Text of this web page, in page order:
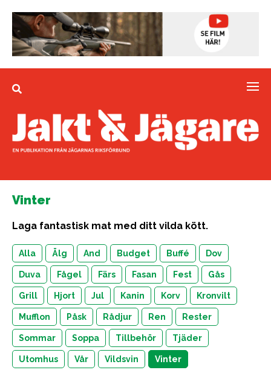
Vinter
Laga fantastisk mat med ditt vilda kött.
Alla Älg And Budget Buffé Dov
Duva Fågel Färs Fasan Fest Gås
Grill Hjort Jul Kanin Korv Kronvilt
Mufflon Påsk Rådjur Ren Rester
Sommar Soppa Tillbehör Tjäder
Utomhus Vår Vildsvin Vinter